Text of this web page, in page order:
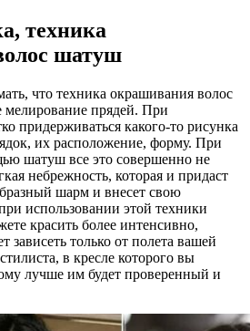
техника
шатуш
что техника окрашивания волос
прядей. При
придерживаться какого-то рисунка
их расположение, форму. При
шатуш все это совершенно не
небрежность, которая и придаст
шарм и внесет свою
использовании этой техники
красить более интенсивно,
зависеть только от полета вашей
в кресле которого вы
лучше им будет проверенный и